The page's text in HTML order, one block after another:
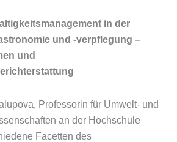
in der
und -verpflegung –
und
Professorin für Umwelt- und
an der Hochschule
Facetten des